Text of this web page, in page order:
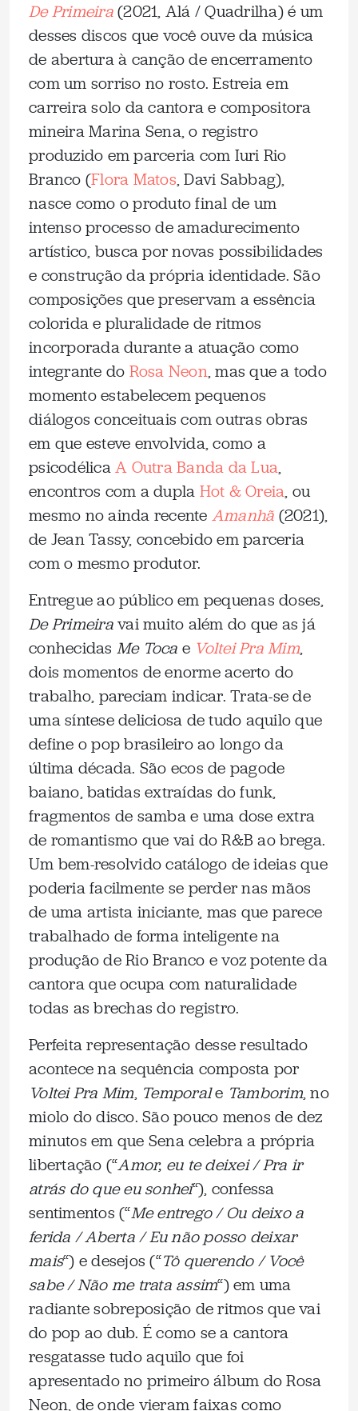
De Primeira(2021, Alá / Quadrilha) é um
desses discos que você ouve da música
de abertura à canção de encerramento
com um sorriso no rosto. Estreia em
carreira solo da cantora e compositora
mineira Marina Sena, o registro
produzido em parceria com Iuri Rio
Branco (Flora Matos, Davi Sabbag),
nasce como o produto final de um
intenso processo de amadurecimento
artístico, busca por novas possibilidades
e construção da própria identidade. São
composições que preservam a essência
colorida e pluralidade de ritmos
incorporada durante a atuação como
integrante do Rosa Neon, mas que a todo
momento estabelecem pequenos
diálogos conceituais com outras obras
em que esteve envolvida, como a
psicodélicaA Outra Banda da Lua,
encontros com a dupla Hot & Oreia, ou
mesmo no ainda recente Amanhã (2021),
de Jean Tassy, concebido em parceria
com o mesmo produtor.
Entregue ao público em pequenas doses,
De Primeiravai muito além do que as já
conhecidas Me Toca e Voltei Pra Mim,
dois momentos de enorme acerto do
trabalho, pareciam indicar. Trata-se de
uma síntese deliciosa de tudo aquilo que
define o pop brasileiro ao longo da
última década. São ecos de pagode
baiano, batidas extraídas do funk,
fragmentos de samba e uma dose extra
de romantismo que vai do R&B ao brega.
Um bem-resolvido catálogo de ideias que
poderia facilmente se perder nas mãos
de uma artista iniciante, mas que parece
trabalhado de forma inteligente na
produção de Rio Branco e voz potente da
cantora que ocupa com naturalidade
todas as brechas do registro.
Perfeita representação desse resultado
acontece na sequência composta por
Voltei Pra Mim, Temporale Tamborim, no
miolo do disco. São pouco menos de dez
minutos em que Sena celebra a própria
libertação (“Amor, eu te deixei / Pra ir
atrás do que eu sonhei“), confessa
sentimentos (“Me entrego / Ou deixo a
ferida / Aberta / Eu não posso deixar
mais“) e desejos (“Tô querendo / Você
sabe / Não me trata assim“) em uma
radiante sobreposição de ritmos que vai
do pop ao dub. É como se a cantora
resgatasse tudo aquilo que foi
apresentado no primeiro álbum do Rosa
Neon, de onde vieram faixas como